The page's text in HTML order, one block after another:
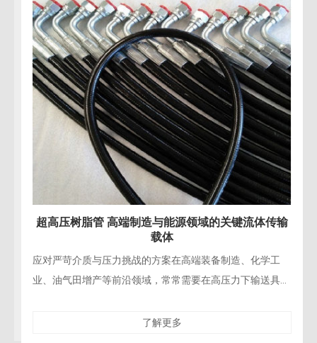
压树脂管 高端制造与能源领域的关键流体传输
严苛介质与压力挑战的方案在高端装备制造、化学工
油气田增产等前沿领域，常常需要在高压力下输送具有